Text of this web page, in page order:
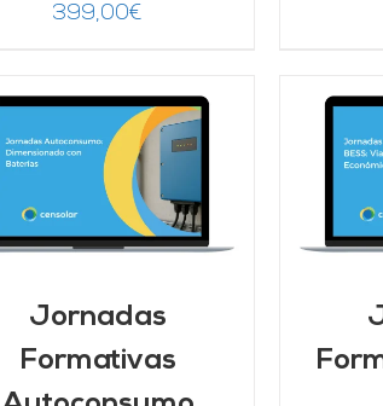
399,00€
Jornadas
Formativas
AÑADIR AL CARRITO
DETALLES